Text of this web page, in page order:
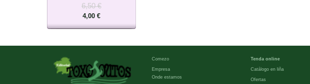
6,50 €
4,00 €
Comezo
Empresa
Onde estamos
Tenda online
Catálogo en liña
Ofertas